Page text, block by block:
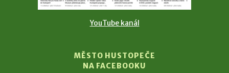
YouTube kanál
MĚSTO HUSTOPEČE
NA FACEBOOKU